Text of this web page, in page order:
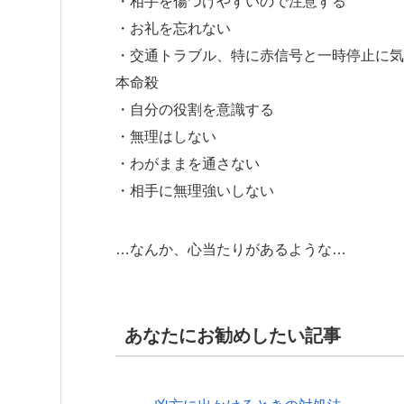
・お礼を忘れない
・交通トラブル、特に赤信号と一時停止に
本命殺
・自分の役割を意識する
・無理はしない
・わがままを通さない
・相手に無理強いしない
…なんか、心当たりがあるような…
あなたにお勧めしたい記事